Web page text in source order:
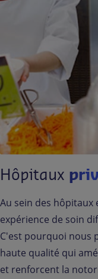
Hôpitaux
Au sein des hôpitaux
expérience de soin
C'est pourquoi nous
haute qualité qui
et renforcent la